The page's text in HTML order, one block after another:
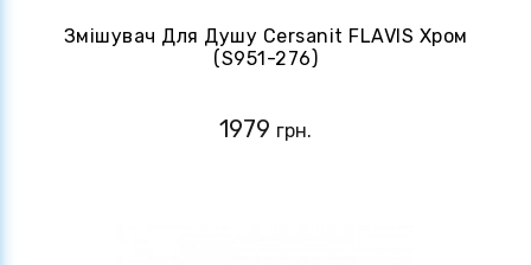
Змішувач Для Душу Cersanit FLAVIS Хром
(S951-276)
1979 грн.